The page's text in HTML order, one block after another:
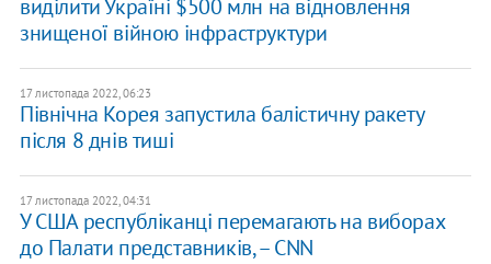
виділити Україні $500 млн на відновлення
знищеної війною інфраструктури
17 листопада 2022, 06:23
Північна Корея запустила балістичну ракету
після 8 днів тиші
17 листопада 2022, 04:31
У США республіканці перемагають на виборах
до Палати представників, – CNN